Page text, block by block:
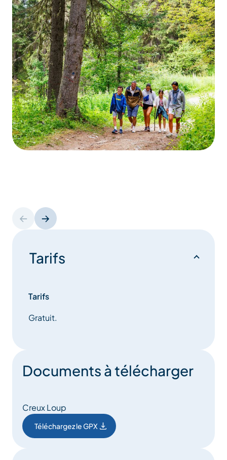
Tarifs
Tarifs
Gratuit.
Documents à télécharger
Creux Loup
Téléchargez le GPX